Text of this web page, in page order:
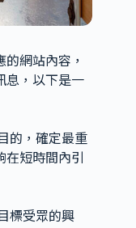
網站內容，
息，以下是一
的，確定最重
短時間內引
標受眾的興